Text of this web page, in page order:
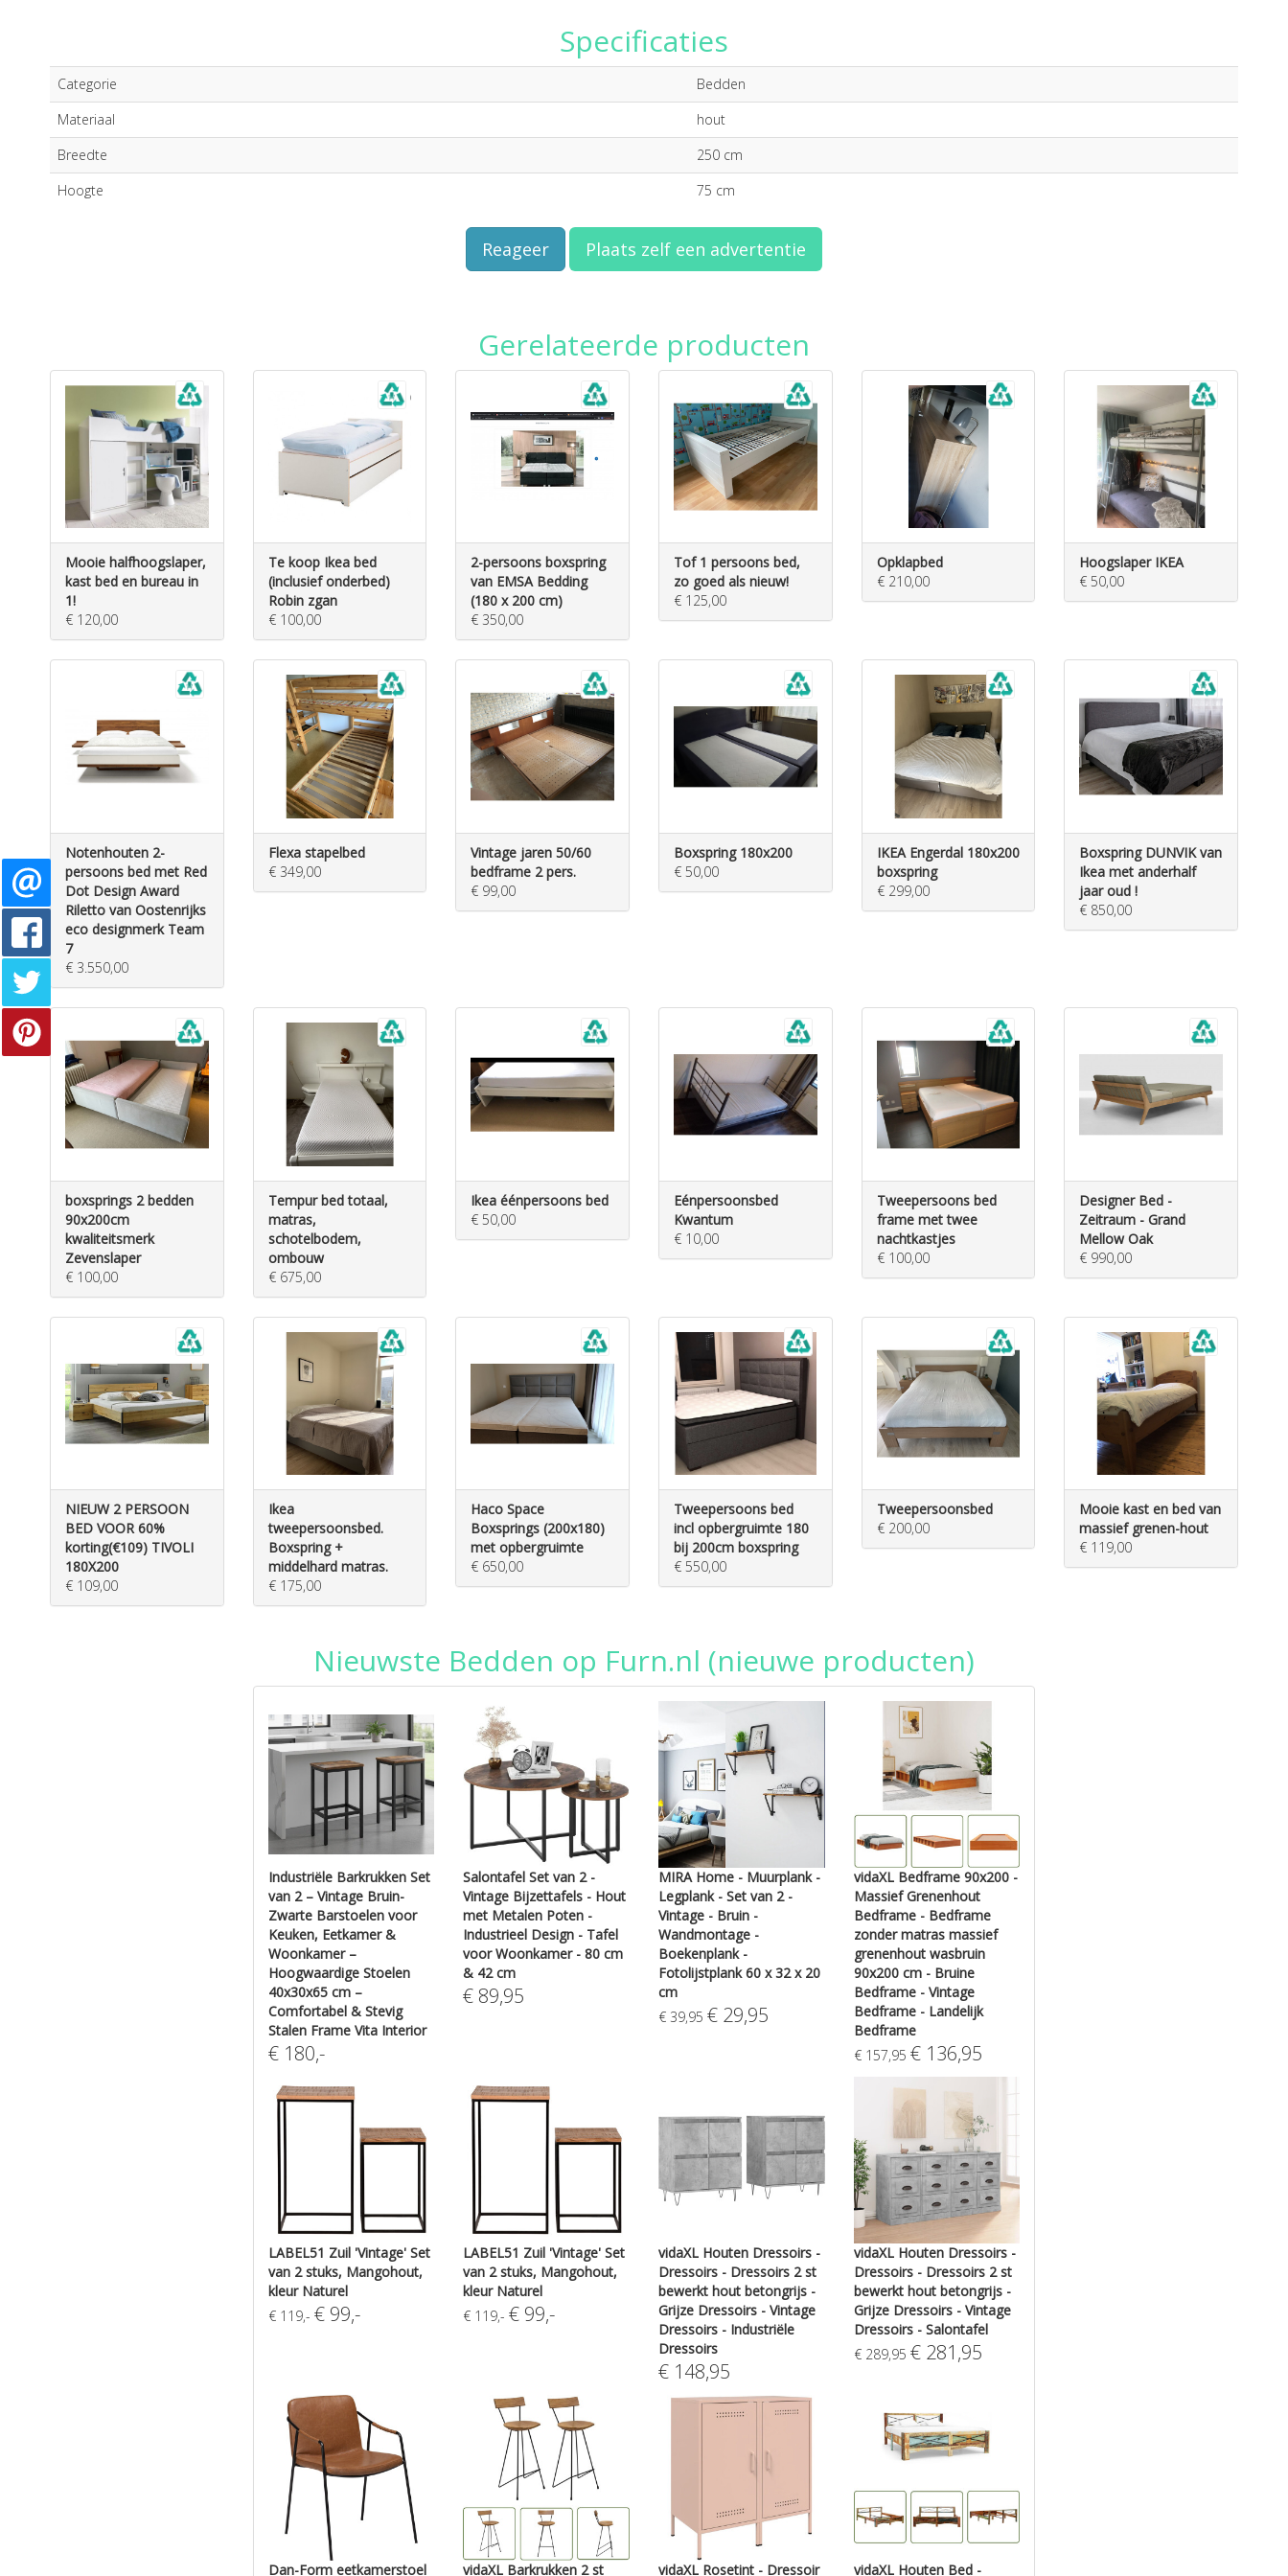
Specificaties
Categorie
Bedden
Materiaal
hout
Breedte
250 cm
Hoogte
75 cm
Reageer Plaats zelf een advertentie
Gerelateerde producten
Mooie halfhoogslaper,
kast bed en bureau in
1!
€ 120,00
Te koop Ikea bed
(inclusief onderbed)
Robin zgan
€ 100,00
2-persoons boxspring
van EMSA Bedding
(180 x 200 cm)
€ 350,00
Tof 1 persoons bed,
zo goed als nieuw!
€ 125,00
Opklapbed
€ 210,00
Hoogslaper IKEA
€ 50,00
Notenhouten 2-
persoons bed met Red
Dot Design Award
Riletto van Oostenrijks
eco designmerk Team
7
€ 3.550,00
Flexa stapelbed
€ 349,00
Vintage jaren 50/60
bedframe 2 pers.
€ 99,00
Boxspring 180x200
€ 50,00
IKEA Engerdal 180x200
boxspring
€ 299,00
Boxspring DUNVIK van
Ikea met anderhalf
jaar oud !
€ 850,00
boxsprings 2 bedden
90x200cm
kwaliteitsmerk
Zevenslaper
€ 100,00
Tempur bed totaal,
matras,
schotelbodem,
ombouw
€ 675,00
Ikea éénpersoons bed
€ 50,00
Eénpersoonsbed
Kwantum
€ 10,00
Tweepersoons bed
frame met twee
nachtkastjes
€ 100,00
Designer Bed -
Zeitraum - Grand
Mellow Oak
€ 990,00
NIEUW 2 PERSOON
BED VOOR 60%
korting(€109) TIVOLI
180X200
€ 109,00
Ikea
tweepersoonsbed.
Boxspring +
middelhard matras.
€ 175,00
Haco Space
Boxsprings (200x180)
met opbergruimte
€ 650,00
Tweepersoons bed
incl opbergruimte 180
bij 200cm boxspring
€ 550,00
Tweepersoonsbed
€ 200,00
Mooie kast en bed van
massief grenen-hout
€ 119,00
Nieuwste Bedden op Furn.nl (nieuwe producten)
Industriële Barkrukken Set
van 2 – Vintage Bruin-
Zwarte Barstoelen voor
Keuken, Eetkamer &
Woonkamer –
Hoogwaardige Stoelen
40x30x65 cm –
Comfortabel & Stevig
Stalen Frame Vita Interior
€ 180,-
Salontafel Set van 2 -
Vintage Bijzettafels - Hout
met Metalen Poten -
Industrieel Design - Tafel
voor Woonkamer - 80 cm
& 42 cm
€ 89,95
MIRA Home - Muurplank -
Legplank - Set van 2 -
Vintage - Bruin -
Wandmontage -
Boekenplank -
Fotolijstplank 60 x 32 x 20
cm
€ 39,95 € 29,95
vidaXL Bedframe 90x200 -
Massief Grenenhout
Bedframe - Bedframe
zonder matras massief
grenenhout wasbruin
90x200 cm - Bruine
Bedframe - Vintage
Bedframe - Landelijk
Bedframe
€ 157,95 € 136,95
LABEL51 Zuil 'Vintage' Set
van 2 stuks, Mangohout,
kleur Naturel
€ 119,- € 99,-
LABEL51 Zuil 'Vintage' Set
van 2 stuks, Mangohout,
kleur Naturel
€ 119,- € 99,-
vidaXL Houten Dressoirs -
Dressoirs - Dressoirs 2 st
bewerkt hout betongrijs -
Grijze Dressoirs - Vintage
Dressoirs - Industriële
Dressoirs
€ 148,95
vidaXL Houten Dressoirs -
Dressoirs - Dressoirs 2 st
bewerkt hout betongrijs -
Grijze Dressoirs - Vintage
Dressoirs - Salontafel
€ 289,95 € 281,95
Dan-Form eetkamerstoel vidaXL Barkrukken 2 st vidaXL Rosetint - Dressoir vidaXL Houten Bed -